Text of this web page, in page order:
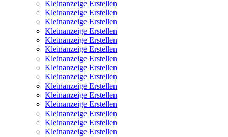
Kleinanzeige Erstellen
Kleinanzeige Erstellen
Kleinanzeige Erstellen
Kleinanzeige Erstellen
Kleinanzeige Erstellen
Kleinanzeige Erstellen
Kleinanzeige Erstellen
Kleinanzeige Erstellen
Kleinanzeige Erstellen
Kleinanzeige Erstellen
Kleinanzeige Erstellen
Kleinanzeige Erstellen
Kleinanzeige Erstellen
Kleinanzeige Erstellen
Kleinanzeige Erstellen